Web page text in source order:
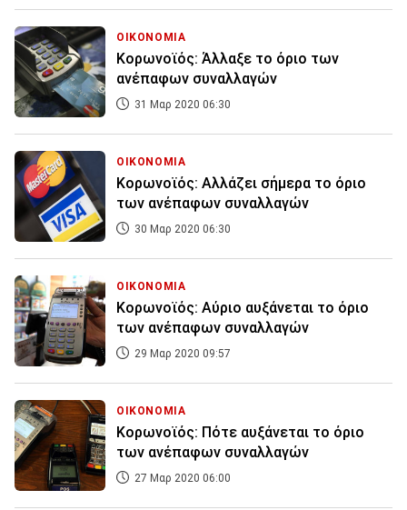
ΟΙΚΟΝΟΜΙΑ
Κορωνοϊός: Άλλαξε το όριο των
ανέπαφων συναλλαγών
31 Μαρ 2020 06:30
ΟΙΚΟΝΟΜΙΑ
Κορωνοϊός: Αλλάζει σήμερα το όριο
των ανέπαφων συναλλαγών
30 Μαρ 2020 06:30
ΟΙΚΟΝΟΜΙΑ
Κορωνοϊός: Αύριο αυξάνεται το όριο
των ανέπαφων συναλλαγών
29 Μαρ 2020 09:57
ΟΙΚΟΝΟΜΙΑ
Κορωνοϊός: Πότε αυξάνεται το όριο
των ανέπαφων συναλλαγών
27 Μαρ 2020 06:00